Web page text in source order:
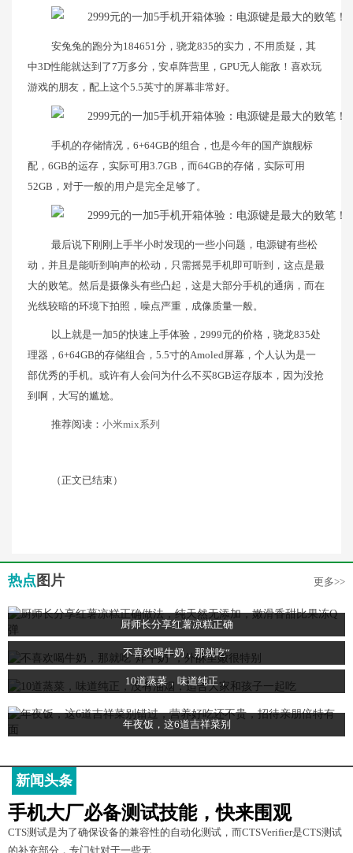
安兔兔的跑分为184651分，骁龙835的实力，不用质疑，其
中3D性能就达到了7万多分，安卓阵营里，GPU无人能敌！喜欢玩
游戏的朋友，配上这个5.5英寸的屏幕非常好。
手机的存储情况，6+64GB的组合，也是今年的国产旗舰标
配，6GB的运存，实际可用3.7GB，而64GB的存储，实际可用
52GB，对于一般的用户是完全足够了。
最后说下刚刚上手半小时发现的一些小问题，电源键有些松
动，并且是能听到响声的松动，只需摇晃手机即可听到，这点是最
大的败笔。然后是摄像头有些凸起，这是大部分手机的通病，而在
光线较暗的环境下拍照，噪点严重，成像质量一般。
以上就是一加5的快速上手体验，2999元的价格，骁龙835处
理器，6+64GB的存储组合，5.5寸的Amoled屏幕，个人认为是一
部优秀的手机。或许有人会问为什么不买8GB运存版本，因为没抢
到啊，大写的尴尬。
推荐阅读： 小米mix系列
（正文已结束）
热点 图片 更多>>
厨师长分享红薯凉糕正确
不喜欢喝牛奶，那就吃“
10道蒸菜，味道纯正，
年夜饭，这6道吉祥菜别
新闻头条
手机大厂必备测试技能，快来围观
CTS测试是为了确保设备的兼容性的自动化测试，而CTSVerifier是CTS测试
的补充部分，专门针对于一些无...